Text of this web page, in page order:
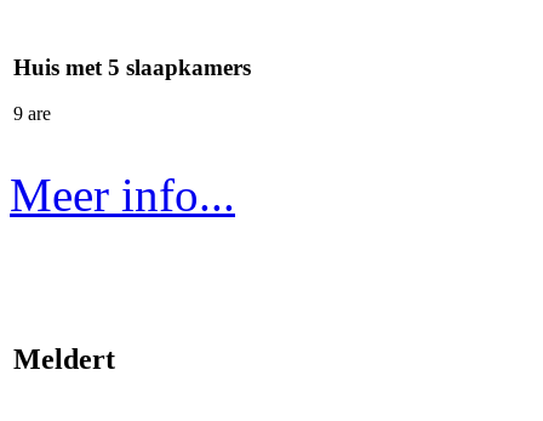
Huis met 5 slaapkamers
9 are
Meer info...
Meldert